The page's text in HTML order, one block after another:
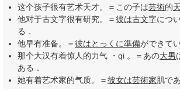
这个孩子很有艺术天才。＝この子は芸術的
他对于古文字很有研究。＝彼は古文字につ
る．
他早有准备。＝彼はとっくに準備ができて
那个大汉有着惊人的力气 ・qi 。＝あの大男
ある．
她有着艺术家的气质。＝彼女は芸術家肌で